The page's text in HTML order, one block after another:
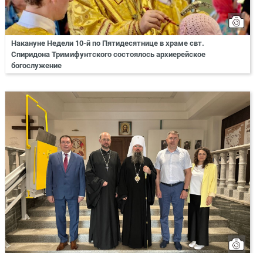
Накануне Недели 10-й по Пятидесятнице в храме свт.
Спиридона Тримифунтского состоялось архиерейское
богослужение